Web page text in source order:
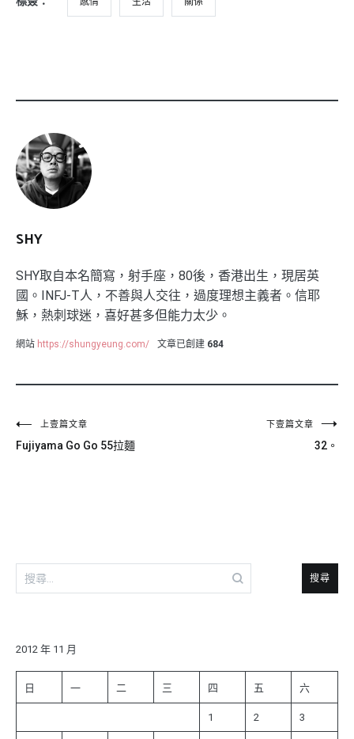
SHY
SHY取自本名簡寫，射手座，80後，香港出生，現居英
國。INFJ-T人，不善與人交往，過度理想主義者。信耶
穌，熱刺球迷，喜好甚多但能力太少。
網站 https://shungyeung.com/ 文章已創建 684
文
章
上壹篇文章
Fujiyama Go Go 55拉麵
下壹篇文章
32。
搜
尋
字:
2012 年 11 月
日 一 二 三 四 五 六
1 2 3